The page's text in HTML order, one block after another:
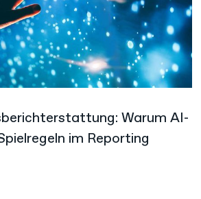
Warum AI-
im Reporting